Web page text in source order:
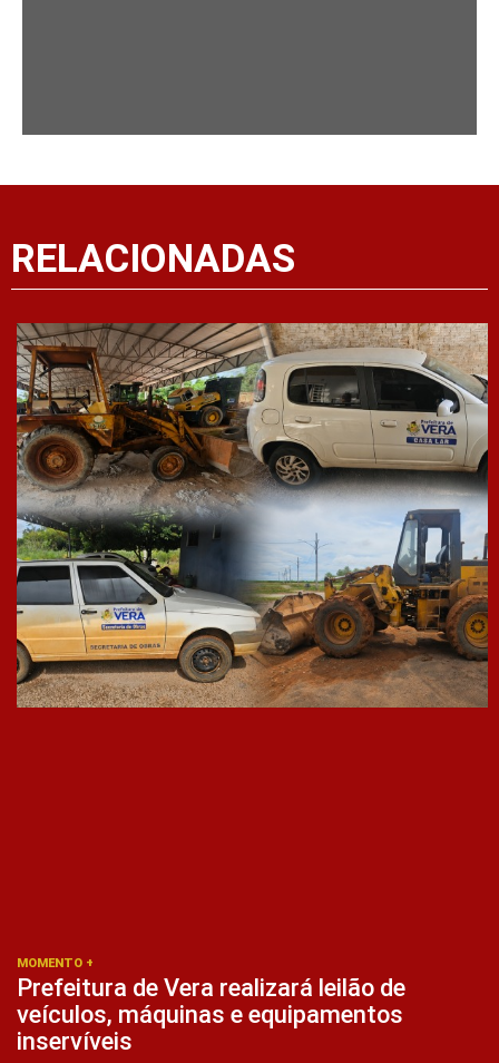
RELACIONADAS
MOMENTO +
Prefeitura de Vera realizará leilão de
veículos, máquinas e equipamentos
inservíveis